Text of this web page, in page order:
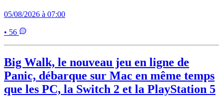
05/08/2026 à 07:00
• 56
Big Walk, le nouveau jeu en ligne de
Panic, débarque sur Mac en même temps
que les PC, la Switch 2 et la PlayStation 5